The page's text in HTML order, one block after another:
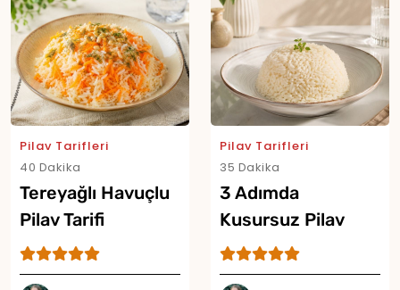
Pilav Tarifleri
40 Dakika
Tereyağlı Havuçlu
Pilav Tarifi
Pilav Tarifleri
35 Dakika
3 Adımda
Kusursuz Pilav
Tarifi